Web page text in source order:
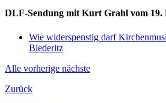
DLF-Sendung mit Kurt Grahl vom 19.
Wie widerspenstig darf
Biederitz
Alle vorherige nächste
Zurück